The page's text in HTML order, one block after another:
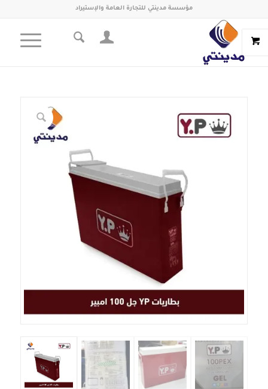
مؤسسة مدينتي للتجارة العامة والإستيراد